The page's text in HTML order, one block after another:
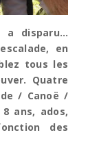
disparu…
en
tous les
Quatre
/ Canoë /
ans, ados,
des